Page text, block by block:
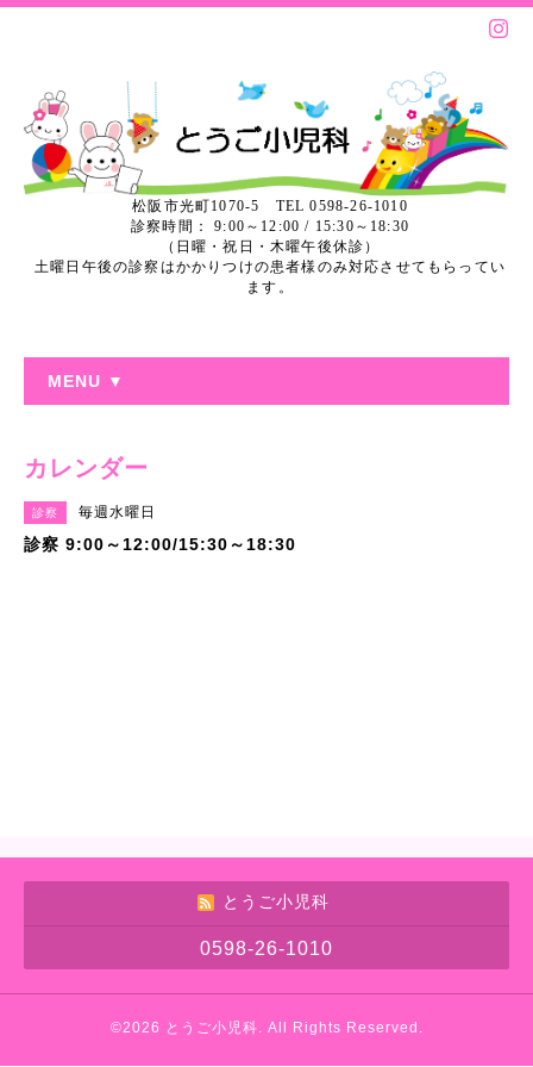
松阪市光町1070-5 TEL 0598-26-1010
診察時間： 9:00～12:00 / 15:30～18:30
（日曜・祝日・木曜午後休診）
土曜日午後の診察はかかりつけの患者様のみ対応させてもらってい
ます。
MENU ▼
カレンダー
診察 毎週水曜日
診察 9:00～12:00/15:30～18:30
とうご小児科
0598-26-1010
©2026 とうご小児科 . All Rights Reserved.